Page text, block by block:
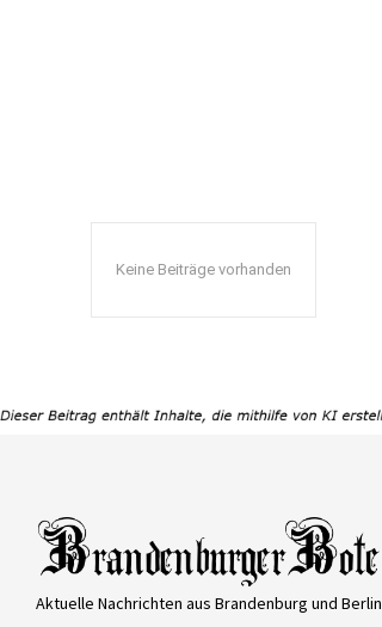
Keine Beiträge vorhanden
Aktuelle Nachrichten aus Brandenburg und Berlin